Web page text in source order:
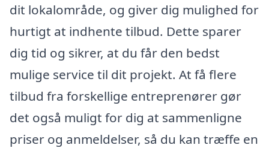
dit lokalområde, og giver dig mulighed for
hurtigt at indhente tilbud. Dette sparer
dig tid og sikrer, at du får den bedst
mulige service til dit projekt. At få flere
tilbud fra forskellige entreprenører gør
det også muligt for dig at sammenligne
priser og anmeldelser, så du kan træffe en